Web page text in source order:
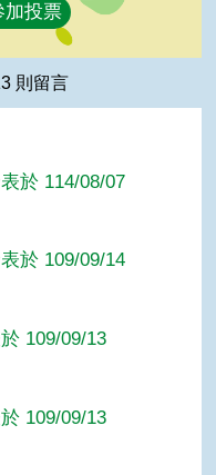
加投票
則留言
於 114/08/07
於 109/09/14
109/09/13
109/09/13